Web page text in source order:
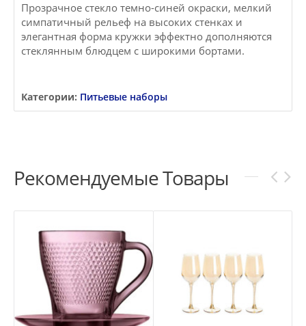
Прозрачное стекло темно-синей окраски, мелкий
симпатичный рельеф на высоких стенках и
элегантная форма кружки эффектно дополняются
стеклянным блюдцем с широкими бортами.
Категории: Питьевые наборы
Рекомендуемые Товары